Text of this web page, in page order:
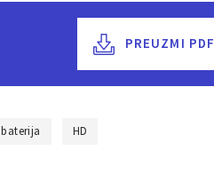
PREUZMI PDF
baterija HD